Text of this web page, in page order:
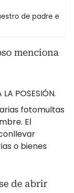
de padre e
menciona
POSESIÓN.
fotomultas
El
o bienes
de abrir